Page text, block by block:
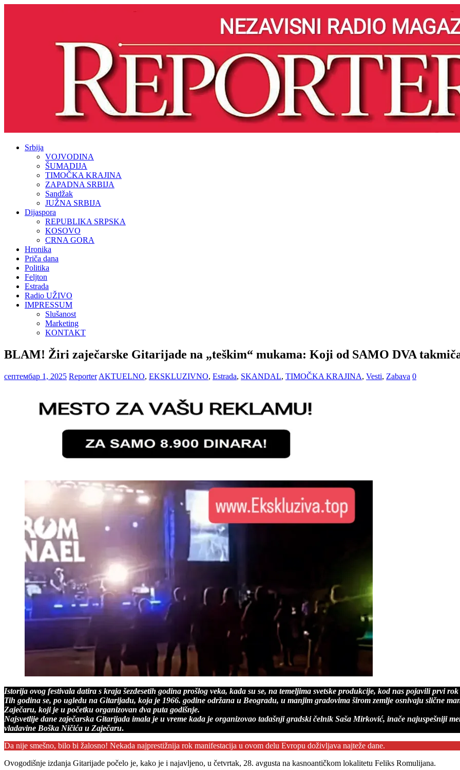
Srbija
VOJVODINA
ŠUMADIJA
TIMOČKA KRAJINA
ZAPADNA SRBIJA
Sandžak
JUŽNA SRBIJA
Dijaspora
REPUBLIKA SRPSKA
KOSOVO
CRNA GORA
Hronika
Priča dana
Politika
Feljton
Estrada
Radio UŽIVO
IMPRESSUM
Slušanost
Marketing
KONTAKT
BLAM! Žiri zaječarske Gitarijade na „teškim“ mukama: Koji od SAMO DVA
септембар 1, 2025 Reporter AKTUELNO, EKSKLUZIVNO, Estrada, SKANDAL, TIMOČKA KRAJINA, Vesti, Zabava 0
Istorija ovog festivala datira s kraja šezdesetih godina prošlog veka, kada su se, na temeljima svetske produkcije, kod nas pojavili prvi
Tih godina se, po ugledu na Gitarijadu, koja je 1966. godine održana u Beogradu, u manjim gradovima širom zemlje osnivaju slične
Zaječaru, koji je u početku organizovan dva puta godišnje.
Najsvetlije dane zaječarska Gitarijada imala je u vreme kada je organizovao tadašnji gradski čelnik Saša Mirković, inače najuspešniji
vladavine Boška Ničića u Zaječaru.
Da nije smešno, bilo bi žalosno! Nekada najprestižnija rok manifestacija u ovom delu Evropu doživljava najteže dane.
Ovogodišnje izdanja Gitarijade počelo je, kako je i najavljeno, u četvrtak, 28. avgusta na kasnoantičkom lokalitetu Feliks Romulijana.